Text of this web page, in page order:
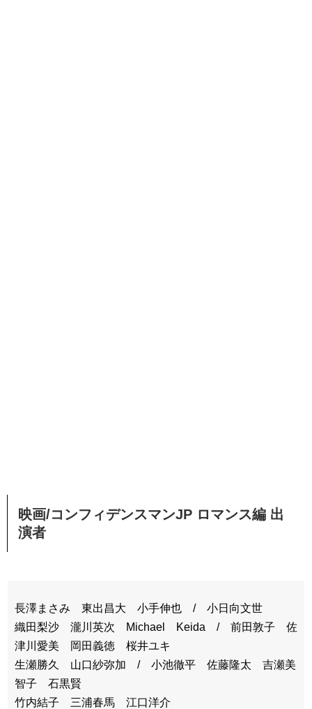
映画/コンフィデンスマンJP ロマンス編 出
演者
長澤まさみ 東出昌大 小手伸也 / 小日向文世
織田梨沙 瀧川英次 Michael Keida / 前田敦子 佐
津川愛美 岡田義徳 桜井ユキ
生瀬勝久 山口紗弥加 / 小池徹平 佐藤隆太 吉瀬美
智子 石黒賢
竹内結子 三浦春馬 江口洋介